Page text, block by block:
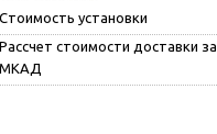
Стоимость установки
Рассчет стоимости доставки за
МКАД